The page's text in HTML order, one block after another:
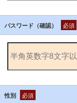
パスワード（確認） 必須
性別 必須